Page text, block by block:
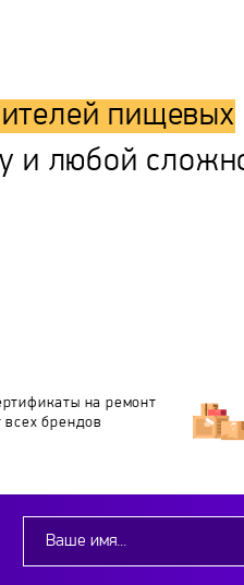
пищевых
и любой
на ремонт
всех брендов